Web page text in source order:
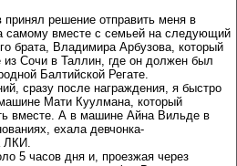
принял решение отправить меня в
самому вместе с семьей на следующий
брата, Владимира Арбузова, который
из Сочи в Таллин, где он должен был
Балтийской Регате.
сразу после награждения, я быстро
Мати Куулмана, который
вместе. А в машине Айна Вильде в
ехала девчонка-
ЛКИ.
5 часов дня и, проезжая через